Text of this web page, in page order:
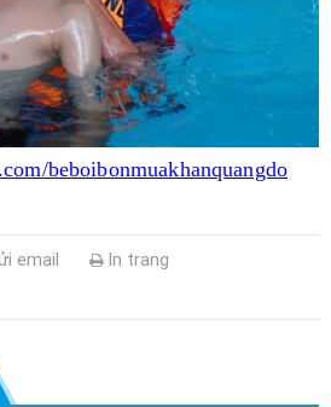
beboibonmuakhanquangdo
email In trang